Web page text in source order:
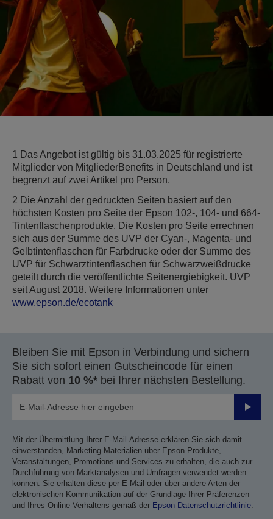
1 Das Angebot ist gültig bis 31.03.2025 für registrierte
Mitglieder von MitgliederBenefits in Deutschland und ist
begrenzt auf zwei Artikel pro Person.
2 Die Anzahl der gedruckten Seiten basiert auf den
höchsten Kosten pro Seite der Epson 102-, 104- und 664-
Tintenflaschenprodukte. Die Kosten pro Seite errechnen
sich aus der Summe des UVP der Cyan-, Magenta- und
Gelbtintenflaschen für Farbdrucke oder der Summe des
UVP für Schwarztintenflaschen für Schwarzweißdrucke
geteilt durch die veröffentlichte Seitenergiebigkeit. UVP
seit August 2018. Weitere Informationen unter
www.epson.de/ecotank
Bleiben Sie mit Epson in Verbindung und sichern
Sie sich sofort einen Gutscheincode für einen
Rabatt von 10 %* bei Ihrer nächsten Bestellung.
Mit der Übermittlung Ihrer E-Mail-Adresse erklären Sie sich damit
einverstanden, Marketing-Materialien über Epson Produkte,
Veranstaltungen, Promotions und Services zu erhalten, die auch zur
Durchführung von Marktanalysen und Umfragen verwendet werden
können. Sie erhalten diese per E-Mail oder über andere Arten der
elektronischen Kommunikation auf der Grundlage Ihrer Präferenzen
und Ihres Online-Verhaltens gemäß der Epson Datenschutzrichtlinie